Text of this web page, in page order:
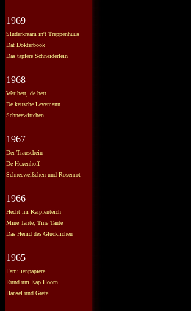
1969
Sluderkraam in't Treppenhuus
Dat Dokterbook
Das tapfere Schneiderlein
1968
Wer hett, de hett
De keusche Levemann
Schneewittchen
1967
Der Trauschein
De Hexenhoff
Schneeweißchen und Rosenrot
1966
Hecht im Karpfenteich
Mine Tante, Tine Tante
Das Hemd des Glücklichen
1965
Familienpapiere
Rund um Kap Hoorn
Hänsel und Gretel